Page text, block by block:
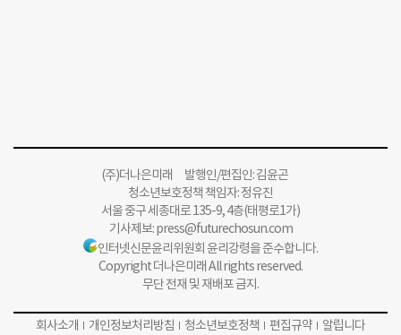
(주)더나은미래 발행인/편집인: 김윤곤
청소년보호정책 책임자: 정유진
서울 중구 세종대로 135-9, 4층(태평로1가)
기사제보:press@futurechosun.com
인터넷신문윤리위원회 윤리강령을 준수합니다.
Copyright 더나은미래 All rights reserved.
무단 전재 및 재배포 금지.
회사소개 개인정보처리방침 청소년보호정책 편집규약 알립니다